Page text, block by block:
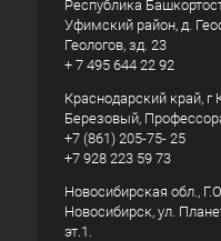
Республика
Уфимский район, д.
Геологов, зд. 23
+ 7 495 644 22 92
Краснодарский край, г
Березовый,
+7 (861) 205-75- 25
+7 928 223 59 73
Новосибирская обл.,
Новосибирск, ул.
эт.1.